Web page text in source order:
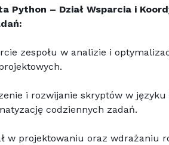
Python – Dział Wsparcia i
zespołu w analizie i
i rozwijanie skryptów w
codziennych zadań.
w projektowaniu oraz wdrażaniu